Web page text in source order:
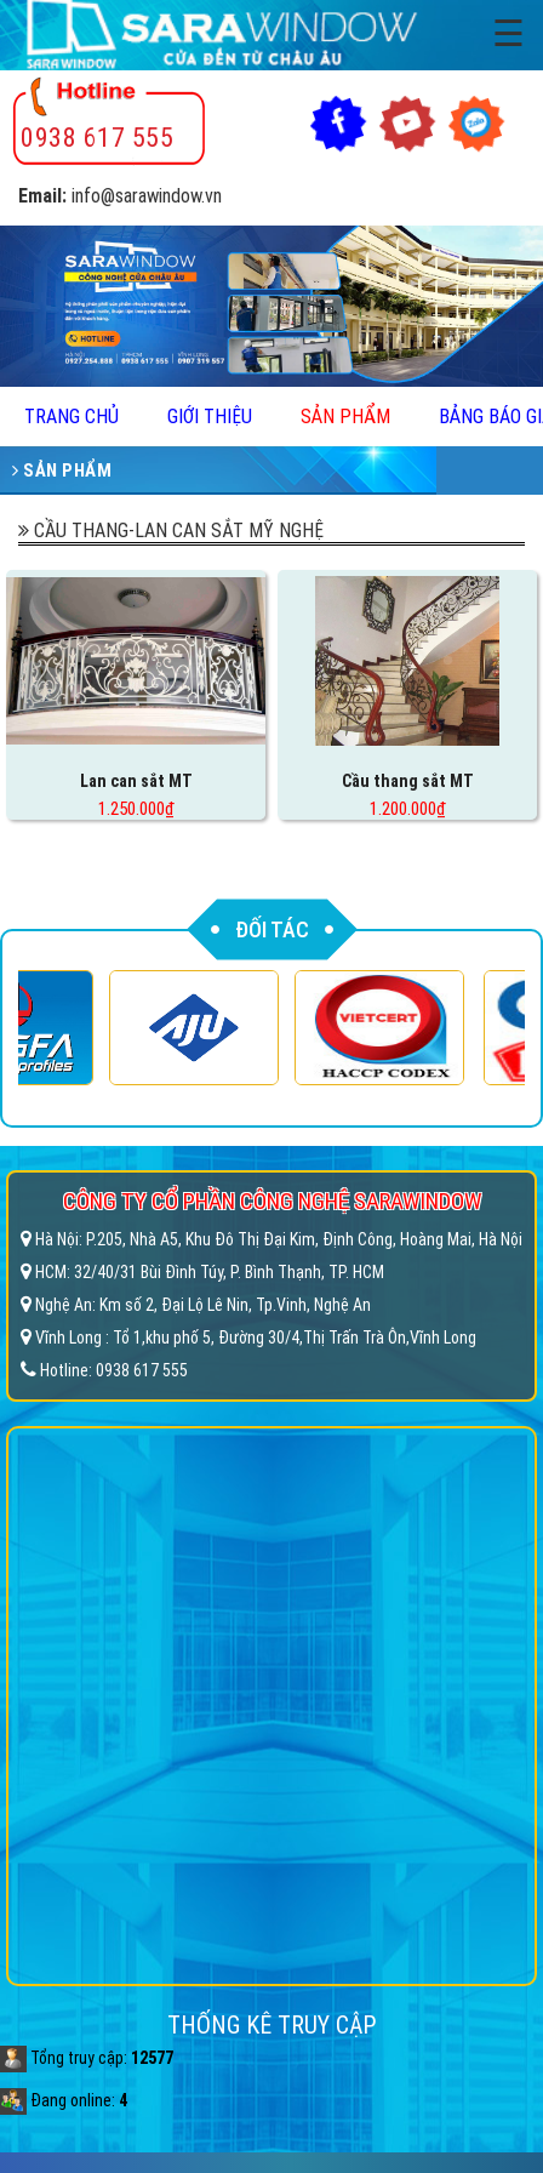
☰
0938 617 555
Email: info@sarawindow.vn
TRANG CHỦ GIỚI THIỆU SẢN PHẨM BẢNG BÁO
SẢN PHẨM
CẦU THANG-LAN CAN SẮT MỸ NGHỆ
Lan can sắt MT
1.250.000₫
Cầu thang sắt MT
1.200.000₫
ĐỐI TÁC
CÔNG TY CỔ PHẦN CÔNG NGHỆ SARAWINDOW
Hà Nội: P.205, Nhà A5, Khu Đô Thị Đại Kim, Định Công, Hoàng Mai, Hà Nội
HCM: 32/40/31 Bùi Đình Túy, P. Bình Thạnh, TP. HCM
Nghệ An: Km số 2, Đại Lộ Lê Nin, Tp.Vinh, Nghệ An
Vĩnh Long : Tổ 1,khu phố 5, Đường 30/4,Thị Trấn Trà Ôn,Vĩnh Long
Hotline: 0938 617 555
THỐNG KÊ TRUY CẬP
Tổng truy cập: 12577
Đang online: 4